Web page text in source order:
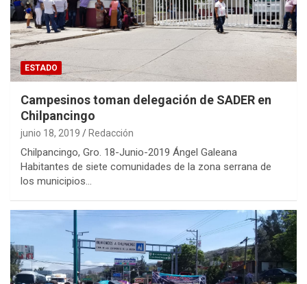
ESTADO
Campesinos toman delegación de SADER en
Chilpancingo
junio 18, 2019 Redacción
Chilpancingo, Gro. 18-Junio-2019 Ángel Galeana
Habitantes de siete comunidades de la zona serrana de
los municipios…